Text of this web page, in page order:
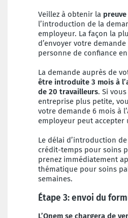
Veillez à obtenir la
l’introduction de la
employeur. La façon la
d’envoyer votre
personne de confiance
La demande auprès de
être introduite 3 mois à
de 20 travailleurs. Si
entreprise plus petite,
votre demande 6 mois à
employeur peut accepter
Le délai d’introduction
crédit-temps pour soins
prenez immédiatement
thématique pour soins
semaines.
Étape 3: envoi du
L’Onem se chargera de